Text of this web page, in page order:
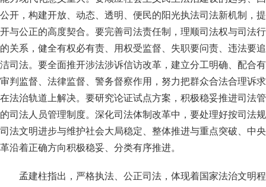
公开，构建开放、动态、透明、便民的阳光执法司法新机制，
开与公正的高度契合。要完善司法责任制，理顺司法权与司法
的关系，健全有权必有责、用权受监督、失职要问责、违法要
洁司法。要全面推开涉法涉诉信访改革，建立分工明确、配合
审判监督、法律监督、警务督察作用，努力把群众合法合理诉
在法治轨道上解决。要研究论证试点方案，积极稳妥推进司法
的司法人员管理制度。深化司法体制改革中，要处理好按司法
司法文明进步与维护社会大局稳定、整体推进与重点突破、中
革沿着正确方向积极稳妥、分类有序推进。
孟建柱指出，严格执法、公正司法，体现着国家法治文明